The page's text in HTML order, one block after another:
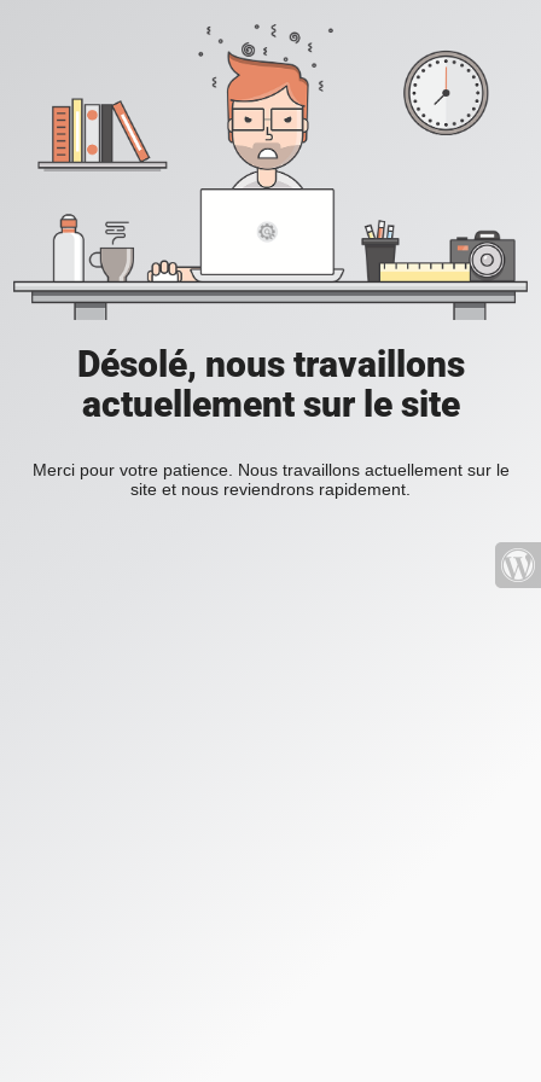
Désolé, nous travaillons
actuellement sur le site
Merci pour votre patience. Nous travaillons actuellement sur le
site et nous reviendrons rapidement.